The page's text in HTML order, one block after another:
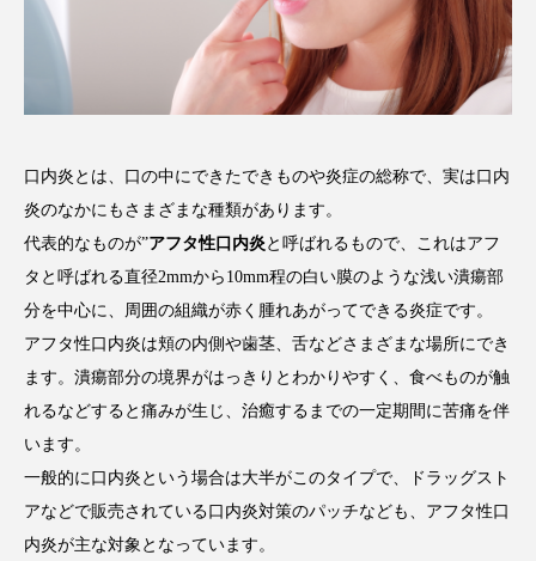
口内炎とは、口の中にできたできものや炎症の総称で、実は口内
炎のなかにもさまざまな種類があります。
代表的なものが”アフタ性口内炎と呼ばれるもので、これはアフ
タと呼ばれる直径2mmから10mm程の白い膜のような浅い潰瘍部
分を中心に、周囲の組織が赤く腫れあがってできる炎症です。
アフタ性口内炎は頬の内側や歯茎、舌などさまざまな場所にでき
ます。潰瘍部分の境界がはっきりとわかりやすく、食べものが触
れるなどすると痛みが生じ、治癒するまでの一定期間に苦痛を伴
います。
一般的に口内炎という場合は大半がこのタイプで、ドラッグスト
アなどで販売されている口内炎対策のパッチなども、アフタ性口
内炎が主な対象となっています。